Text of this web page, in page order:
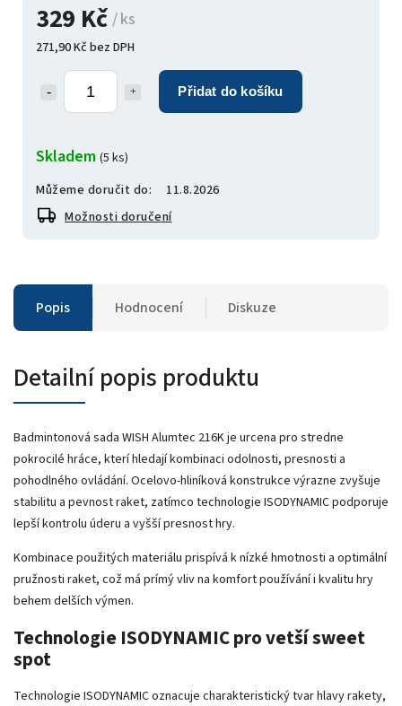
329 Kč / ks
271,90 Kč bez DPH
Přidat do košíku
Skladem (5 ks)
Můžeme doručit do:
11.8.2026
Možnosti doručení
Popis Hodnocení Diskuze
Detailní popis produktu
Badmintonová sada WISH Alumtec 216K je urcena pro stredne
pokrocilé hráce, kterí hledají kombinaci odolnosti, presnosti a
pohodlného ovládání. Ocelovo-hliníková konstrukce výrazne zvyšuje
stabilitu a pevnost raket, zatímco technologie ISODYNAMIC podporuje
lepší kontrolu úderu a vyšší presnost hry.
Kombinace použitých materiálu prispívá k nízké hmotnosti a optimální
pružnosti raket, což má prímý vliv na komfort používání i kvalitu hry
behem delších výmen.
Technologie ISODYNAMIC pro vetší sweet
spot
Technologie ISODYNAMIC oznacuje charakteristický tvar hlavy rakety,